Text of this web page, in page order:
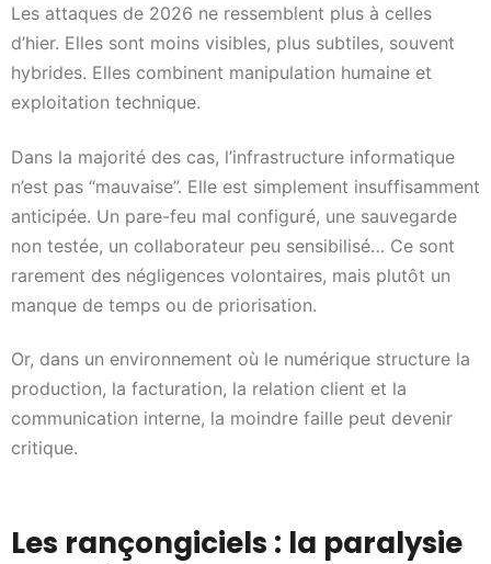
Les attaques de 2026 ne ressemblent plus à celles
d’hier. Elles sont moins visibles, plus subtiles, souvent
hybrides. Elles combinent manipulation humaine et
exploitation technique.
Dans la majorité des cas, l’infrastructure informatique
n’est pas “mauvaise”. Elle est simplement insuffisamment
anticipée. Un pare-feu mal configuré, une sauvegarde
non testée, un collaborateur peu sensibilisé… Ce sont
rarement des négligences volontaires, mais plutôt un
manque de temps ou de priorisation.
Or, dans un environnement où le numérique structure la
production, la facturation, la relation client et la
communication interne, la moindre faille peut devenir
critique.
Les rançongiciels : la paralysie